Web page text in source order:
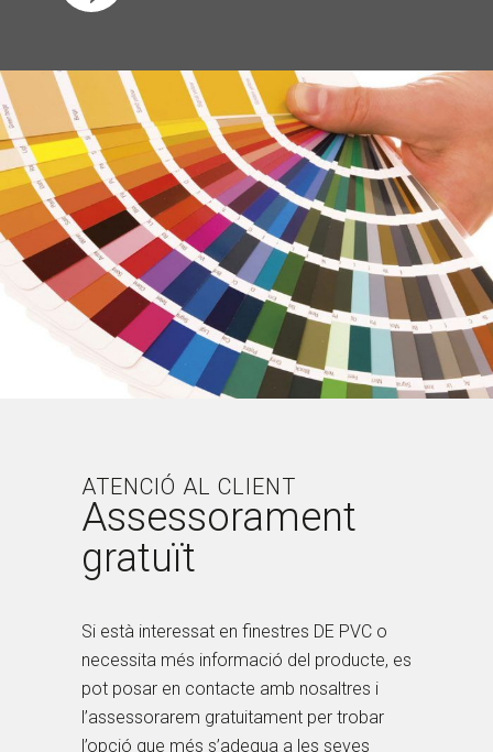
ATENCIÓ AL CLIENT
Assessorament
gratuït
Si està interessat en finestres DE PVC o
necessita més informació del producte, es
pot posar en contacte amb nosaltres i
l’assessorarem gratuitament per trobar
l’opció que més s’adequa a les seves